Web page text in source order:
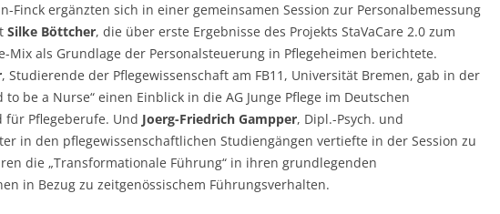
Finck ergänzten sich in einer gemeinsamen Session zur Personalbemessung
Silke Böttcher, die über erste Ergebnisse des Projekts StaVaCare 2.0 zum
Mix als Grundlage der Personalsteuerung in Pflegeheimen berichtete.
, Studierende der Pflegewissenschaft am FB11, Universität Bremen, gab in der
to be a Nurse“ einen Einblick in die AG Junge Pflege im Deutschen
für Pflegeberufe. Und Joerg-Friedrich Gampper, Dipl.-Psych. und
in den pflegewissenschaftlichen Studiengängen vertiefte in der Session zu
die „Transformationale Führung“ in ihren grundlegenden
in Bezug zu zeitgenössischem Führungsverhalten.